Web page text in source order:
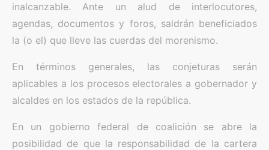
inalcanzable. Ante un alud de interlocutores,
agendas, documentos y foros, saldrán beneficiados
la (o el) que lleve las cuerdas del morenismo.
En términos generales, las conjeturas serán
aplicables a los procesos electorales a gobernador y
alcaldes en los estados de la república.
En un gobierno federal de coalición se abre la
posibilidad de que la responsabilidad de la cartera